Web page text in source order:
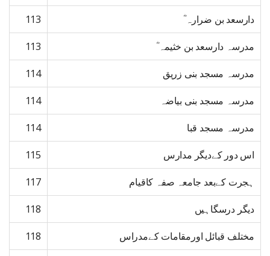
دارسعد بن ضرارہ ؓ 113
مدرسہ دارسعد بن خثیمہ ؓ 113
مدرسہ مسجد بنی زریق 114
مدرسہ مسجد بنی بیاضہ 114
مدرسہ مسجد قبا 114
اس دور کےدیگر مدارس 115
ہجرت کےبعد جامعہ صفہ کاقیام 117
دیگر درسگاہیں 118
مختلف قبائل اورمقامات کےمدراس 118